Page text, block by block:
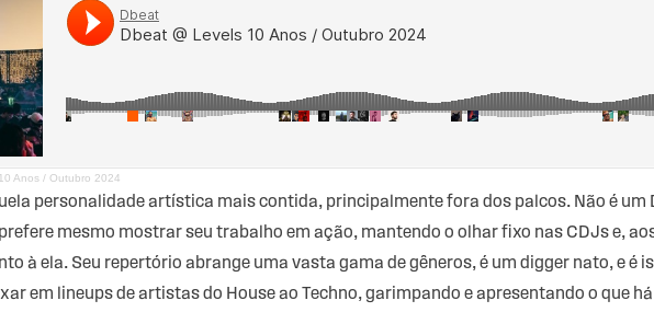
Anos / Outubro 2024
personalidade artística mais contida, principalmente fora dos palcos. Não é um
mesmo mostrar seu trabalho em ação, mantendo o olhar fixo nas CDJs e,
à ela. Seu repertório abrange uma vasta gama de gêneros, é um digger nato, e é
em lineups de artistas do House ao Techno, garimpando e apresentando o que